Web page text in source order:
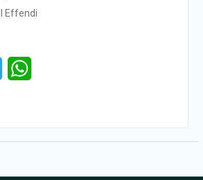
Telegram